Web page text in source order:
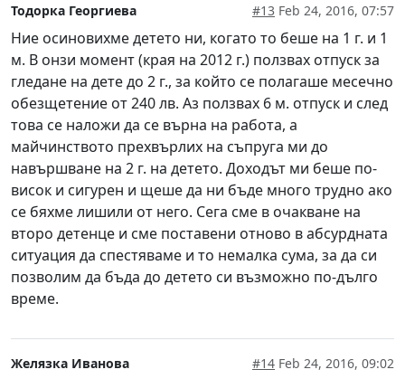
Тодорка Георгиева #13 Feb 24, 2016, 07:57
Ние осиновихме детето ни, когато то беше на 1 г. и 1
м. В онзи момент (края на 2012 г.) ползвах отпуск за
гледане на дете до 2 г., за който се полагаше месечно
обезщетение от 240 лв. Аз ползвах 6 м. отпуск и след
това се наложи да се върна на работа, а
майчинството прехвърлих на съпруга ми до
навършване на 2 г. на детето. Доходът ми беше по-
висок и сигурен и щеше да ни бъде много трудно ако
се бяхме лишили от него. Сега сме в очакване на
второ детенце и сме поставени отново в абсурдната
ситуация да спестяваме и то немалка сума, за да си
позволим да бъда до детето си възможно по-дълго
време.
Желязка Иванова #14 Feb 24, 2016, 09:02